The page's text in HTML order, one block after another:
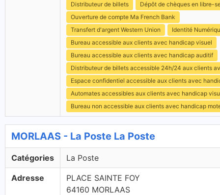
Distributeur de billets
Dépôt de chèques en libre-
Ouverture de compte Ma French Bank
Transfert d'argent Western Union
Identité
Bureau accessible aux clients avec handicap visuel
Bureau accessible aux clients avec handicap auditif
Distributeur de billets accessible 24h/24 aux clients
Espace confidentiel accessible aux clients avec
Automates accessibles aux clients avec handicap
Bureau non accessible aux clients avec handicap
MORLAAS - La Poste La Poste
Catégories La Poste
Adresse
PLACE SAINTE FOY
64160 MORLAAS